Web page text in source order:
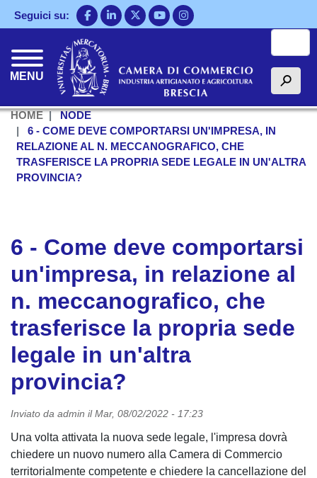
Salta
al
Seguici su:
MENU h
HOME
NODE
6 - COME DEVE COMPORTARSI UN'IMPRESA, IN
RELAZIONE AL N. MECCANOGRAFICO, CHE
TRASFERISCE LA PROPRIA SEDE LEGALE IN UN'ALTRA
PROVINCIA?
6 - Come deve comportarsi
un'impresa, in relazione al
n. meccanografico, che
trasferisce la propria sede
legale in un'altra
provincia?
Inviato da admin ilMar, 08/02/2022 - 17:23
Una volta attivata la nuova sede legale, l'impresa dovrà
chiedere un nuovo numero alla Camera di Commercio
territorialmente competente e chiedere la cancellazione del